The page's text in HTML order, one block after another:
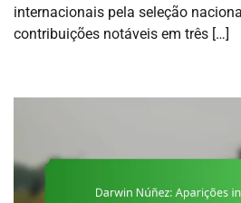
internacionais pela seleção
contribuições notáveis em três […]